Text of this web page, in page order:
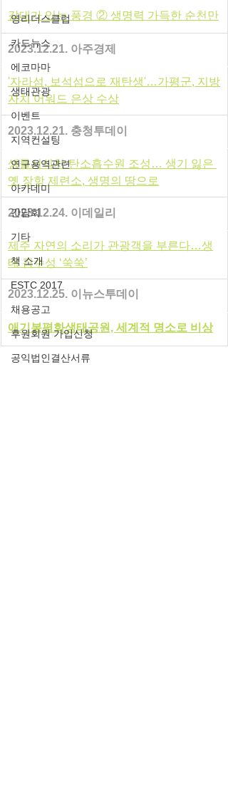
영리더스클럽
카드뉴스
에코마마
생태관광
이벤트
지역컨설팅
연구용역관련
아카데미
간담회
기타
책 소개
ESTC 2017
채용공고
후원회원 가입신청
공익법인결산서류
갈대가 있는 풍경 ② 생명력 가득한 순천만
2023.12.21. 아주경제
'자라섬, 보석섬으로 재탄생'…가평군, 지방
자치 어워드 은상 수상
2023.12.21. 충청투데이
생물서식처·탄소흡수원 조성… 생기 잃은
옛 장항 제련소, 생명의 땅으로
2023.12.24. 이데일리
제주 자연의 소리가 관광객을 부른다…생
태 감수성 ‘쑥쑥’
2023.12.25. 이뉴스투데이
애기봉평화생태공원, 세계적 명소로 비상